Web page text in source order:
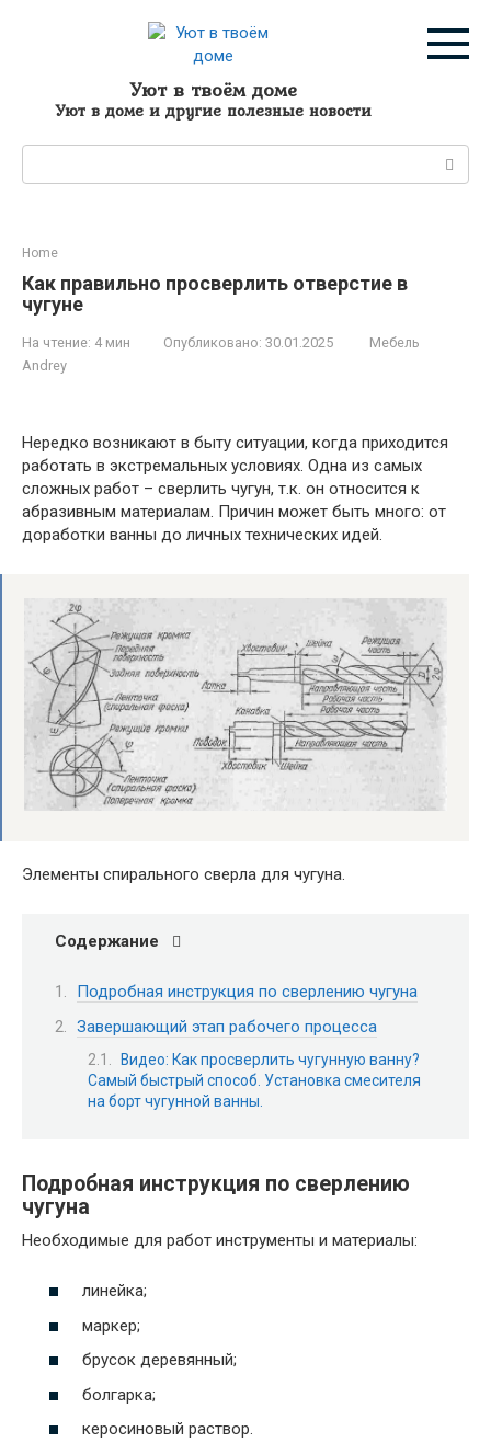
Уют в твоём доме
Уют в доме и другие полезные новости
Home
Как правильно просверлить отверстие в
чугуне
На чтение: 4 мин Опубликовано: 30.01.2025
Мебель
Andrey
Нередко возникают в быту ситуации, когда приходится
работать в экстремальных условиях. Одна из самых
сложных работ – сверлить чугун, т.к. он относится к
абразивным материалам. Причин может быть много: от
доработки ванны до личных технических идей.
Элементы спирального сверла для чугуна.
Содержание
Подробная инструкция по сверлению чугуна
Завершающий этап рабочего процесса
Видео: Как просверлить чугунную ванну?
Самый быстрый способ. Установка смесителя
на борт чугунной ванны.
Подробная инструкция по сверлению
чугуна
Необходимые для работ инструменты и материалы:
линейка;
маркер;
брусок деревянный;
болгарка;
керосиновый раствор.